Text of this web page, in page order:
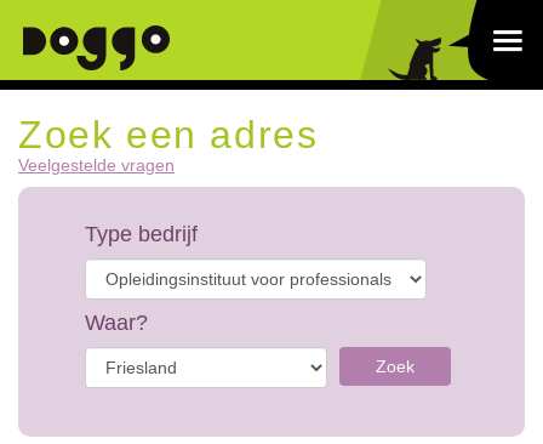
Zoek een adres
Veelgestelde vragen
Type bedrijf
Waar?
Zoek